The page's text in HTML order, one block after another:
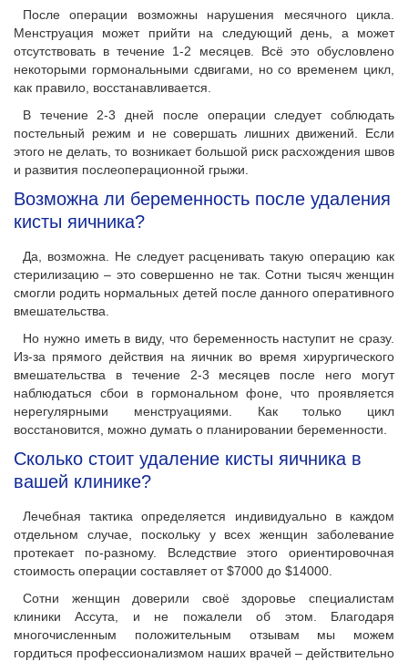
После операции возможны нарушения месячного цикла.
Менструация может прийти на следующий день, а может
отсутствовать в течение 1-2 месяцев. Всё это обусловлено
некоторыми гормональными сдвигами, но со временем цикл,
как правило, восстанавливается.
В течение 2-3 дней после операции следует соблюдать
постельный режим и не совершать лишних движений. Если
этого не делать, то возникает большой риск расхождения швов
и развития послеоперационной грыжи.
Возможна ли беременность после удаления
кисты яичника?
Да, возможна. Не следует расценивать такую операцию как
стерилизацию – это совершенно не так. Сотни тысяч женщин
смогли родить нормальных детей после данного оперативного
вмешательства.
Но нужно иметь в виду, что беременность наступит не сразу.
Из-за прямого действия на яичник во время хирургического
вмешательства в течение 2-3 месяцев после него могут
наблюдаться сбои в гормональном фоне, что проявляется
нерегулярными менструациями. Как только цикл
восстановится, можно думать о планировании беременности.
Сколько стоит удаление кисты яичника в
вашей клинике?
Лечебная тактика определяется индивидуально в каждом
отдельном случае, поскольку у всех женщин заболевание
протекает по-разному. Вследствие этого ориентировочная
стоимость операции составляет от $7000 до $14000.
Сотни женщин доверили своё здоровье специалистам
клиники Ассута, и не пожалели об этом. Благодаря
многочисленным положительным отзывам мы можем
гордиться профессионализмом наших врачей – действительно